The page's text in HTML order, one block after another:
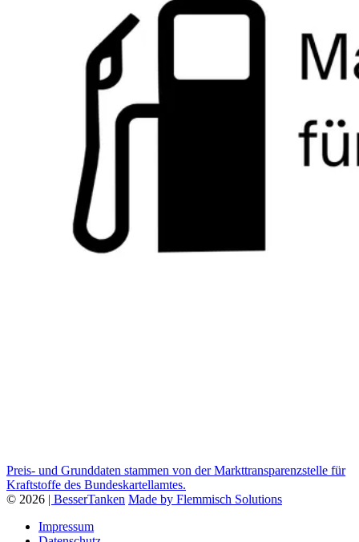
Preis- und Grunddaten stammen von der Markttransparenzstelle für
Kraftstoffe des Bundeskartellamtes.
© 2026 | BesserTanken Made by Flemmisch Solutions
Impressum